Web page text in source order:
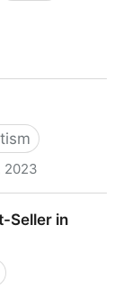
2023
Seller in